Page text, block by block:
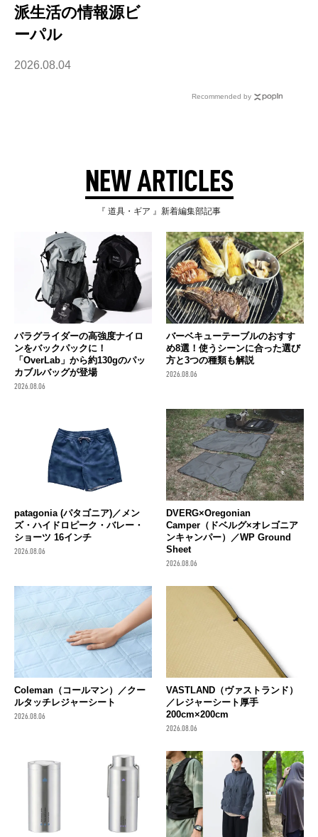
派生活の情報源ビ
ーパル
2026.08.04
Recommended by
NEW ARTICLES
『 道具・ギア 』新着編集部記事
パラグライダーの高強度ナイロ
ンをバックパックに！
「OverLab」から約130gのパッ
カブルバッグが登場
2026.08.06
バーベキューテーブルのおすす
め8選！使うシーンに合った選び
方と3つの種類も解説
2026.08.06
patagonia (パタゴニア)／メン
ズ・ハイドロピーク・バレー・
ショーツ 16インチ
2026.08.06
DVERG×Oregonian
Camper（ドベルグ×オレゴニア
ンキャンパー）／WP Ground
Sheet
2026.08.06
Coleman（コールマン）／クー
ルタッチレジャーシート
2026.08.06
VASTLAND（ヴァストランド）
／レジャーシート厚手
200cm×200cm
2026.08.06